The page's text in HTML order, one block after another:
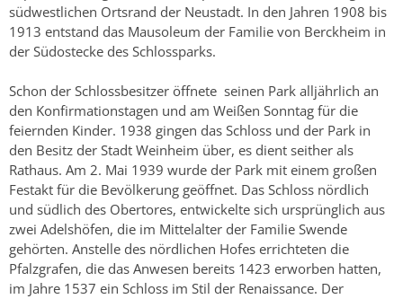
südwestlichen Ortsrand der Neustadt. In den Jahren 1908 bis
1913 entstand das Mausoleum der Familie von Berckheim in
der Südostecke des Schlossparks.
Schon der Schlossbesitzer öffnete seinen Park alljährlich an
den Konfirmationstagen und am Weißen Sonntag für die
feiernden Kinder. 1938 gingen das Schloss und der Park in
den Besitz der Stadt Weinheim über, es dient seither als
Rathaus. Am 2. Mai 1939 wurde der Park mit einem großen
Festakt für die Bevölkerung geöffnet. Das Schloss nördlich
und südlich des Obertores, entwickelte sich ursprünglich aus
zwei Adelshöfen, die im Mittelalter der Familie Swende
gehörten. Anstelle des nördlichen Hofes errichteten die
Pfalzgrafen, die das Anwesen bereits 1423 erworben hatten,
im Jahre 1537 ein Schloss im Stil der Renaissance. Der